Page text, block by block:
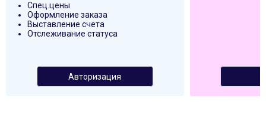
Спец.цены
Оформление заказа
Выставление счета
Отслеживание статуса
Авторизация